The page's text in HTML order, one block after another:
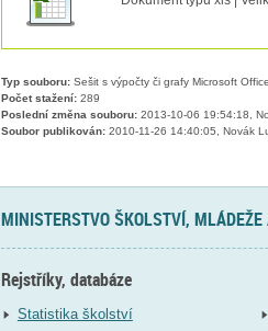
Typ souboru:Sešit s výpočty či grafy Microsoft
Počet stažení:289
Poslední změna souboru:2013-10-06 19:54:18,
Soubor publikován:2010-11-26 14:40:05, Novák
MINISTERSTVO ŠKOLSTVÍ, MLÁDEŽE
Rejstříky, databáze
Statistika školství